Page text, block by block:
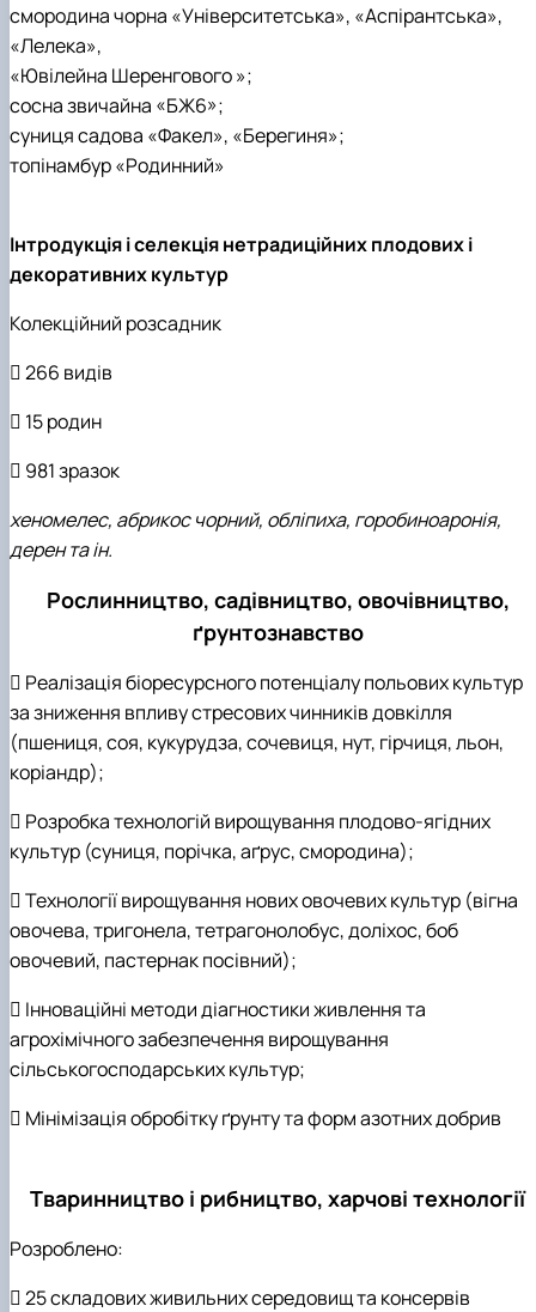
смородина чорна «Університетська», «Аспірантська»,
«Лелека»,
«Ювілейна Шеренгового »;
сосна звичайна «БЖ6»;
суниця садова «Факел», «Берегиня»;
топінамбур «Родинний»
Інтродукція і селекція нетрадиційних плодових і
декоративних культур
Колекційний розсадник
 266 видів
 15 родин
 981 зразок
хеномелес, абрикос чорний, обліпиха, горобиноаронія,
дерен та ін.
Рослинництво, садівництво, овочівництво,
ґрунтознавство
 Реалізація біоресурсного потенціалу польових культур
за зниження впливу стресових чинників довкілля
(пшениця, соя, кукурудза, сочевиця, нут, гірчиця, льон,
коріандр);
 Розробка технологій вирощування плодово-ягідних
культур (суниця, порічка, аґрус, смородина);
 Технології вирощування нових овочевих культур (вігна
овочева, тригонела, тетрагонолобус, доліхос, боб
овочевий, пастернак посівний);
 Інноваційні методи діагностики живлення та
агрохімічного забезпечення вирощування
сільськогосподарських культур;
 Мінімізація обробітку ґрунту та форм азотних добрив
Тваринництво і рибництво, харчові технології
Розроблено:
 25 складових живильних середовищ та консервів